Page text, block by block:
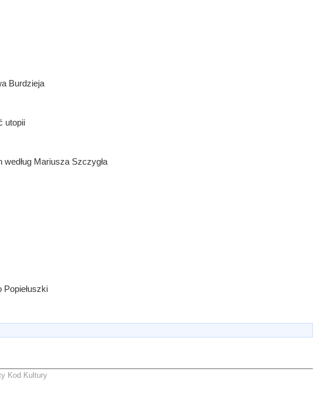
Burdzieja
utopii
Mariusza Szczygła
Kod Kultury